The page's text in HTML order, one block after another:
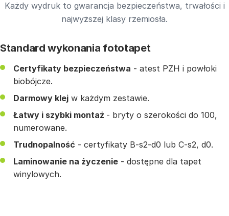
Każdy wydruk to gwarancja bezpieczeństwa, trwałości i
najwyższej klasy rzemiosła.
Standard wykonania fototapet
Certyfikaty bezpieczeństwa - atest PZH i powłoki
biobójcze.
Darmowy klej w każdym zestawie.
Łatwy i szybki montaż - bryty o szerokości do 100,
numerowane.
Trudnopalność - certyfikaty B-s2-d0 lub C-s2, d0.
Laminowanie na życzenie - dostępne dla tapet
winylowych.